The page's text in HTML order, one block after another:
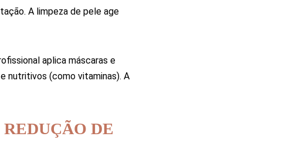
A limpeza de pele age
aplica máscaras e
nutritivos (como vitaminas). A
DE